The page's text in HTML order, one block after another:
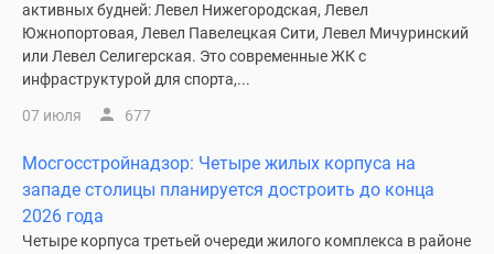
активных будней: Левел Нижегородская, Левел
Южнопортовая, Левел Павелецкая Сити, Левел Мичуринский
или Левел Селигерская. Это современные ЖК с
инфраструктурой для спорта,...
07 июля 677
Мосгосстройнадзор: Четыре жилых корпуса на
западе столицы планируется достроить до конца
2026 года
Четыре корпуса третьей очереди жилого комплекса в районе